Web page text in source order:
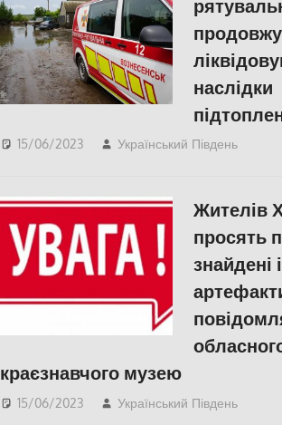
наслідки
15/06/2023 Український Південь
Жителів
просять
знайдені
краєзнавчого музею
15/06/2023 Український Південь